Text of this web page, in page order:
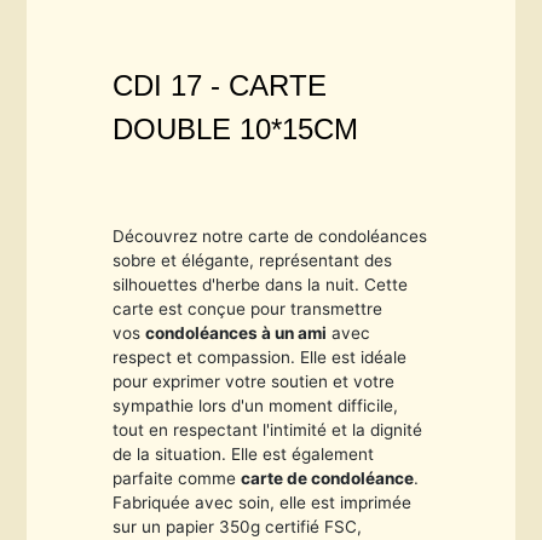
CDI 17 - CARTE
DOUBLE 10*15CM
Découvrez notre carte de condoléances
sobre et élégante, représentant des
silhouettes d'herbe dans la nuit. Cette
carte est conçue pour transmettre
vos condoléances à un ami avec
respect et compassion. Elle est idéale
pour exprimer votre soutien et votre
sympathie lors d'un moment difficile,
tout en respectant l'intimité et la dignité
de la situation. Elle est également
parfaite comme carte de condoléance.
Fabriquée avec soin, elle est imprimée
sur un papier 350g certifié FSC,